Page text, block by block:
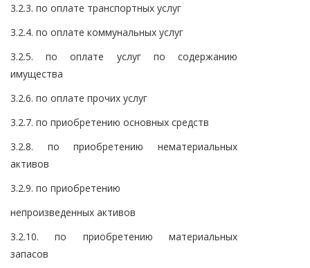
3.2.3. по оплате транспортных услуг
3.2.4. по оплате коммунальных услуг
3.2.5. по оплате услуг по содержанию
имущества
3.2.6. по оплате прочих услуг
3.2.7. по приобретению основных средств
3.2.8. по приобретению нематериальных
активов
3.2.9. по приобретению
непроизведенных активов
3.2.10. по приобретению материальных
запасов